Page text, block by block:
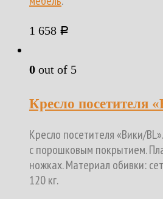
1 658 Р
0 out of 5
Кресло посетителя
Кресло посетителя «Вики/
с порошковым покрытием.
ножках. Материал обивки:
120 кг.